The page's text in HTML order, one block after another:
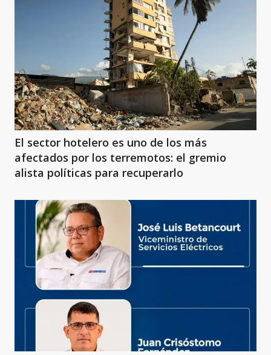
El sector hotelero es uno de los más
afectados por los terremotos: el gremio
alista políticas para recuperarlo